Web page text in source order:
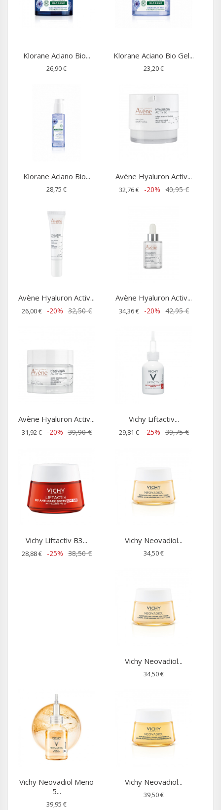
Klorane Aciano Bio...
26,90 €
Klorane Aciano Bio Gel...
23,20 €
Klorane Aciano Bio...
28,75 €
Avène Hyaluron Activ...
32,76 € -20% 40,95 €
Avène Hyaluron Activ...
26,00 € -20% 32,50 €
Avène Hyaluron Activ...
34,36 € -20% 42,95 €
Avène Hyaluron Activ...
31,92 € -20% 39,90 €
Vichy Liftactiv...
29,81 € -25% 39,75 €
Vichy Liftactiv B3...
28,88 € -25% 38,50 €
Vichy Neovadiol...
34,50 €
Vichy Neovadiol...
34,50 €
Vichy Neovadiol Meno
5...
39,95 €
Vichy Neovadiol...
39,50 €